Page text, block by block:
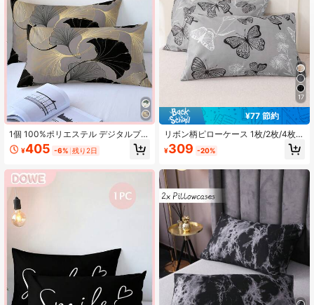
4.86 22K フォロワー
1個 100%ポリエステル デジタルプリ
ント 通気性 ソフトピローケース (枕
芯は含まれていません)
¥405 -6% 残り2日
17
¥77 節約
リボン柄ピローケース 1枚/2枚/4枚入
り、通気性があり柔らかく快適、封
筒式クロージャー付き、ベッドルー
ムデコレーションに最適、ヴィンテ
ージ風ホームデコレーション、枕芯
なし、オールシーズン使用可能
¥309 -20%